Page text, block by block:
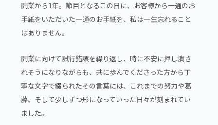
開業から1年。節目となるこの日に、お客様から一通のお
手紙をいただいた一通のお手紙を、私は一生忘れること
はありません。
開業に向けて試行錯誤を繰り返し、時に不安に押し潰さ
れそうになりながらも、共に歩んでくださった方から丁
寧な文字で綴られたその言葉には、これまでの努力や葛
藤、そして少しずつ形になっていった日々が刻まれてい
ました。